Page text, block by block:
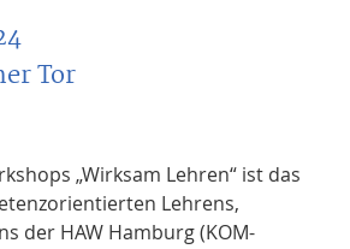
Tor
„Wirksam Lehren“ ist das
Lehrens,
der HAW Hamburg (KOM-